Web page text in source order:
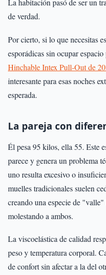
La habitación pasó de ser un
de verdad.
Por cierto, si lo que necesitas
esporádicas sin ocupar
Hinchable Intex Pull-Out de
interesante para esas noches
esperada.
La pareja con
Él pesa 95 kilos, ella 55. Este
parece y genera un problema
uno resulta excesivo o
muelles tradicionales suelen
creando una especie de
molestando a ambos.
La viscoelástica de calidad
peso y temperatura corporal.
de confort sin afectar a la del